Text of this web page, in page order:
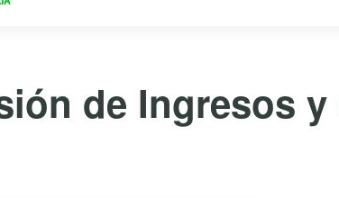
de Ingresos y